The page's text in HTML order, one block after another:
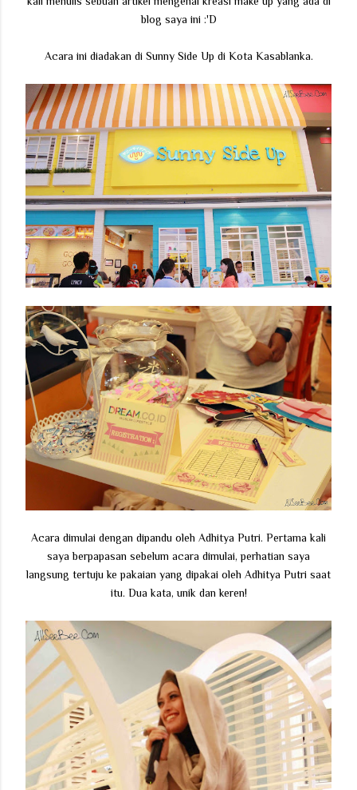
blog saya ini :'D
Acara ini diadakan di Sunny Side Up di Kota Kasablanka.
Acara dimulai dengan dipandu oleh Adhitya Putri. Pertama kali
saya berpapasan sebelum acara dimulai, perhatian saya
langsung tertuju ke pakaian yang dipakai oleh Adhitya Putri saat
itu. Dua kata, unik dan keren!